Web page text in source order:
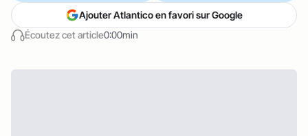
Écoutez cet article0:00min
Ajouter Atlantico en favori sur Google